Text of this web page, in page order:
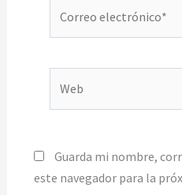
Guarda mi nombre,
este navegador para la